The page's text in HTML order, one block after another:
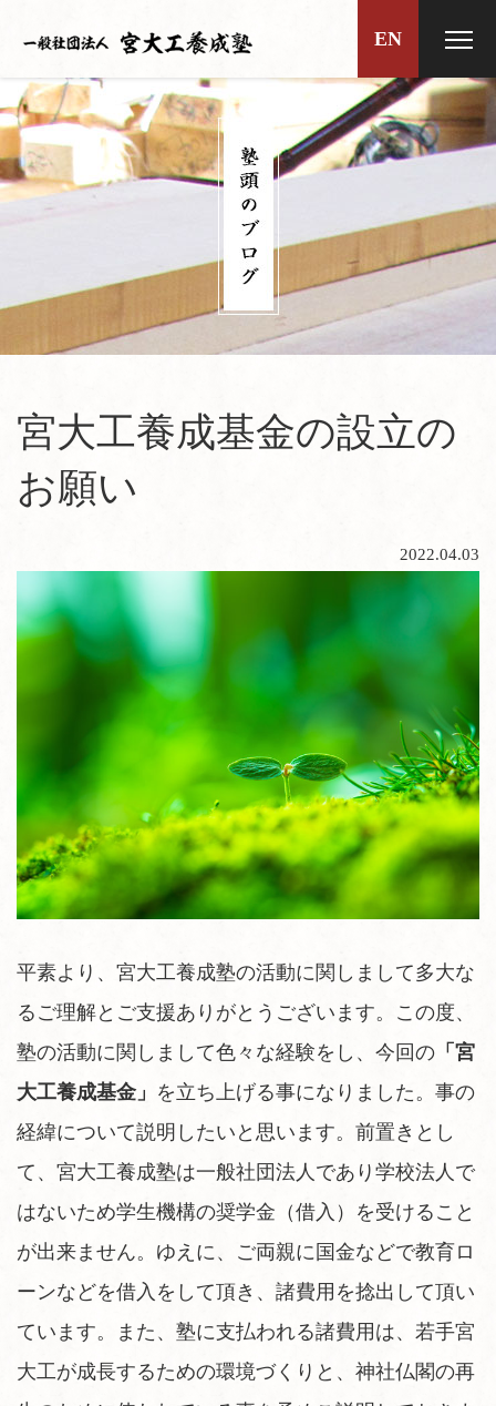
EN
宮大工養成基金の設立の
お願い
2022.04.03
平素より、宮大工養成塾の活動に関しまして多大な
るご理解とご支援ありがとうございます。この度、
塾の活動に関しまして色々な経験をし、今回の 「宮
大工養成基金」 を立ち上げる事になりました。事の
経緯について説明したいと思います。前置きとし
て、宮大工養成塾は一般社団法人であり学校法人で
はないため学生機構の奨学金（借入）を受けること
が出来ません。ゆえに、ご両親に国金などで教育ロ
ーンなどを借入をして頂き、諸費用を捻出して頂い
ています。また、塾に支払われる諸費用は、若手宮
大工が成長するための環境づくりと、神社仏閣の再